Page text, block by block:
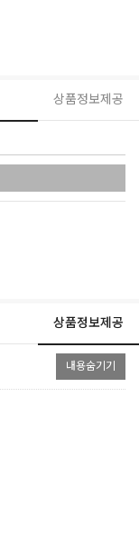
상품정보제공
상품정보제공
내용숨기기